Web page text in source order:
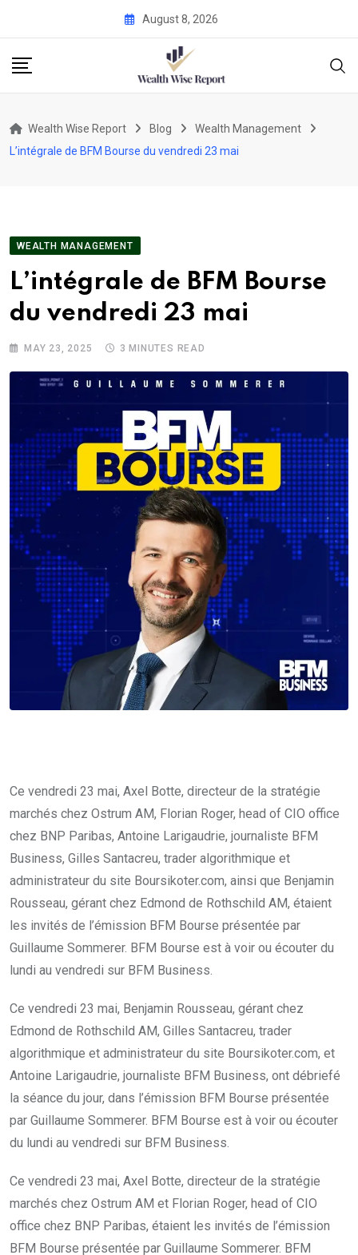
content
August 8, 2026
Wealth Wise Report Blog
Wealth Management
L’intégrale de BFM Bourse du vendredi 23 mai
WEALTH MANAGEMENT
L’intégrale de BFM Bourse
du vendredi 23 mai
MAY 23, 2025 3 MINUTES READ
Ce vendredi 23 mai, Axel Botte, directeur de la stratégie
marchés chez Ostrum AM, Florian Roger, head of CIO office
chez BNP Paribas, Antoine Larigaudrie, journaliste BFM
Business, Gilles Santacreu, trader algorithmique et
administrateur du site Boursikoter.com, ainsi que Benjamin
Rousseau, gérant chez Edmond de Rothschild AM, étaient
les invités de l’émission BFM Bourse présentée par
Guillaume Sommerer. BFM Bourse est à voir ou écouter du
lundi au vendredi sur BFM Business.
Ce vendredi 23 mai, Benjamin Rousseau, gérant chez
Edmond de Rothschild AM, Gilles Santacreu, trader
algorithmique et administrateur du site Boursikoter.com, et
Antoine Larigaudrie, journaliste BFM Business, ont débriefé
la séance du jour, dans l’émission BFM Bourse présentée
par Guillaume Sommerer. BFM Bourse est à voir ou écouter
du lundi au vendredi sur BFM Business.
Ce vendredi 23 mai, Axel Botte, directeur de la stratégie
marchés chez Ostrum AM et Florian Roger, head of CIO
office chez BNP Paribas, étaient les invités de l’émission
BFM Bourse présentée par Guillaume Sommerer. BFM